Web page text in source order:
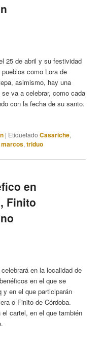
25 de abril y su festividad
como Lora de
asimismo, hay una
va a celebrar, como cada
con la fecha de su santo.
| Etiquetado Casariche,
,triduo
en
Finito
en la localidad de
en el que se
y en el que participarán
o Finito de Córdoba.
cartel, en el que también